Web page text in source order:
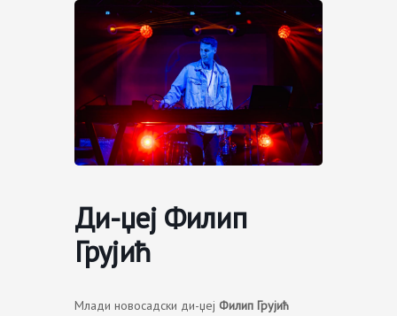
Ди-џеј Филип
Грујић
Млади новосадски ди-џеј Филип Грујић